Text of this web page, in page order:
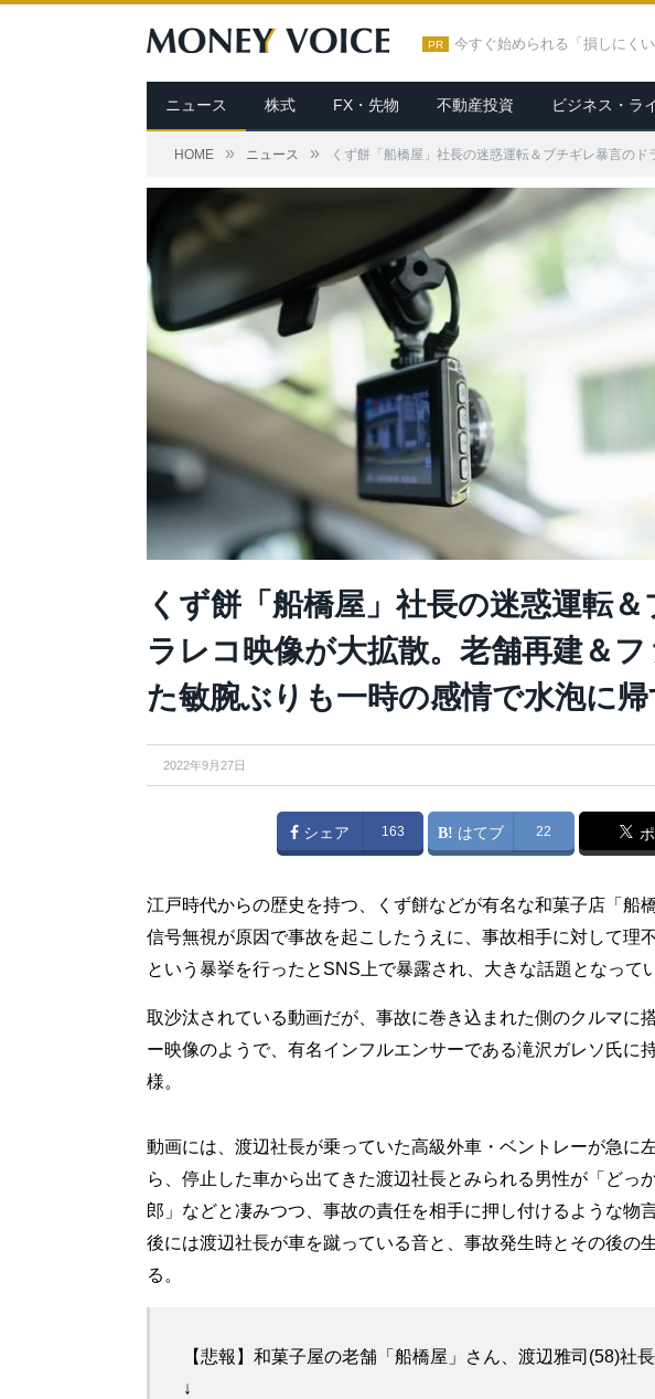
PR 今すぐ始められる「損しにくい
ニュース 株式 FX・先物 不動産投資 ビジネス・ラ
HOME » ニュース » くず餅「船橋屋」社長の迷惑運転＆ブチギレ暴言の
くず餅「船橋屋」社長の迷惑運転
ラレコ映像が大拡散。老舗再建＆
た敏腕ぶりも一時の感情で水泡に
2022年9月27日
シェア 163 はてブ 22
江戸時代からの歴史を持つ、くず餅などが有名な和菓子店「船
信号無視が原因で事故を起こしたうえに、事故相手に対して理
という暴挙を行ったとSNS上で暴露され、大きな話題となって
取沙汰されている動画だが、事故に巻き込まれた側のクルマに
ー映像のようで、有名インフルエンサーである滝沢ガレソ氏に
様。
動画には、渡辺社長が乗っていた高級外車・ベントレーが急に
ら、停止した車から出てきた渡辺社長とみられる男性が「どっ
郎」などと凄みつつ、事故の責任を相手に押し付けるような物
後には渡辺社長が車を蹴っている音と、事故発生時とその後の
る。
【悲報】和菓子屋の老舗「船橋屋」さん、渡辺雅司(58)社
↓